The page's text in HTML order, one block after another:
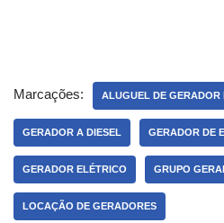
Marcações: ALUGUEL DE GERADOR
GERADOR A DIESEL GERADOR DE
GERADOR ELÉTRICO GRUPO
LOCAÇÃO DE GERADORES